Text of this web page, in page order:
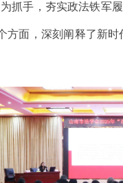
抓手，夯实政法铁军
方面，深刻阐释了新